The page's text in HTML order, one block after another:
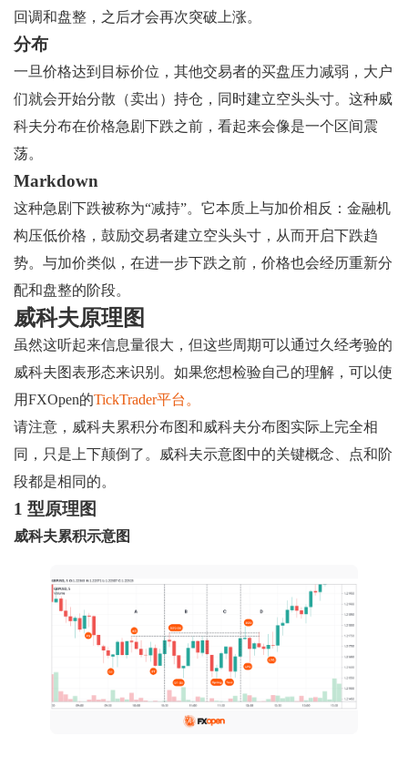
回调和盘整，之后才会再次突破上涨。
分布
一旦价格达到目标价位，其他交易者的买盘压力减弱，大户
们就会开始分散（卖出）持仓，同时建立空头头寸。这种威
科夫分布在价格急剧下跌之前，看起来会像是一个区间震
荡。
Markdown
这种急剧下跌被称为“减持”。它本质上与加价相反：金融机
构压低价格，鼓励交易者建立空头头寸，从而开启下跌趋
势。与加价类似，在进一步下跌之前，价格也会经历重新分
配和盘整的阶段。
威科夫原理图
虽然这听起来信息量很大，但这些周期可以通过久经考验的
威科夫图表形态来识别。如果您想检验自己的理解，可以使
用FXOpen的TickTrader平台。
请注意，威科夫累积分布图和威科夫分布图实际上完全相
同，只是上下颠倒了。威科夫示意图中的关键概念、点和阶
段都是相同的。
1 型原理图
威科夫累积示意图